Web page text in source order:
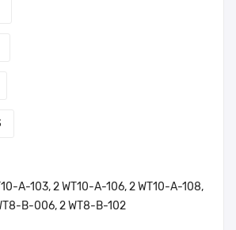
A-103, 2 WT10-A-106, 2 WT10-A-108,
B-006, 2 WT8-B-102